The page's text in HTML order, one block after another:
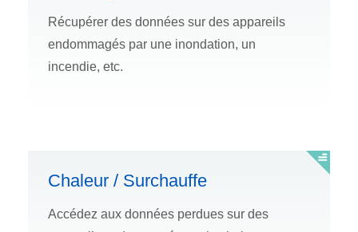
Récupérer des données sur des appareils
endommagés par une inondation, un
incendie, etc.
Chaleur / Surchauffe
Accédez aux données perdues sur des